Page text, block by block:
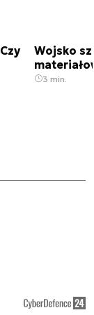
Wojsko
3 min.